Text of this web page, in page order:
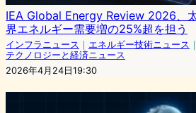
IEA Global Energy Review 2026、
界エネルギー需要増の25%超を担う
インフラニュース ｜ エネルギー技術ニュース ｜
テクノロジーと経済ニュース
2026年4月24日19:30